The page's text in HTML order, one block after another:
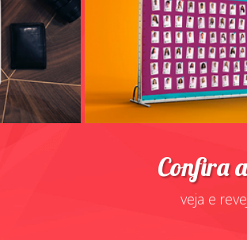
Confira
veja e